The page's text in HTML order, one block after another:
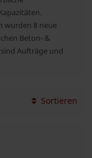
wurden 8 neue
Beton- &
Aufträge und
Sortieren